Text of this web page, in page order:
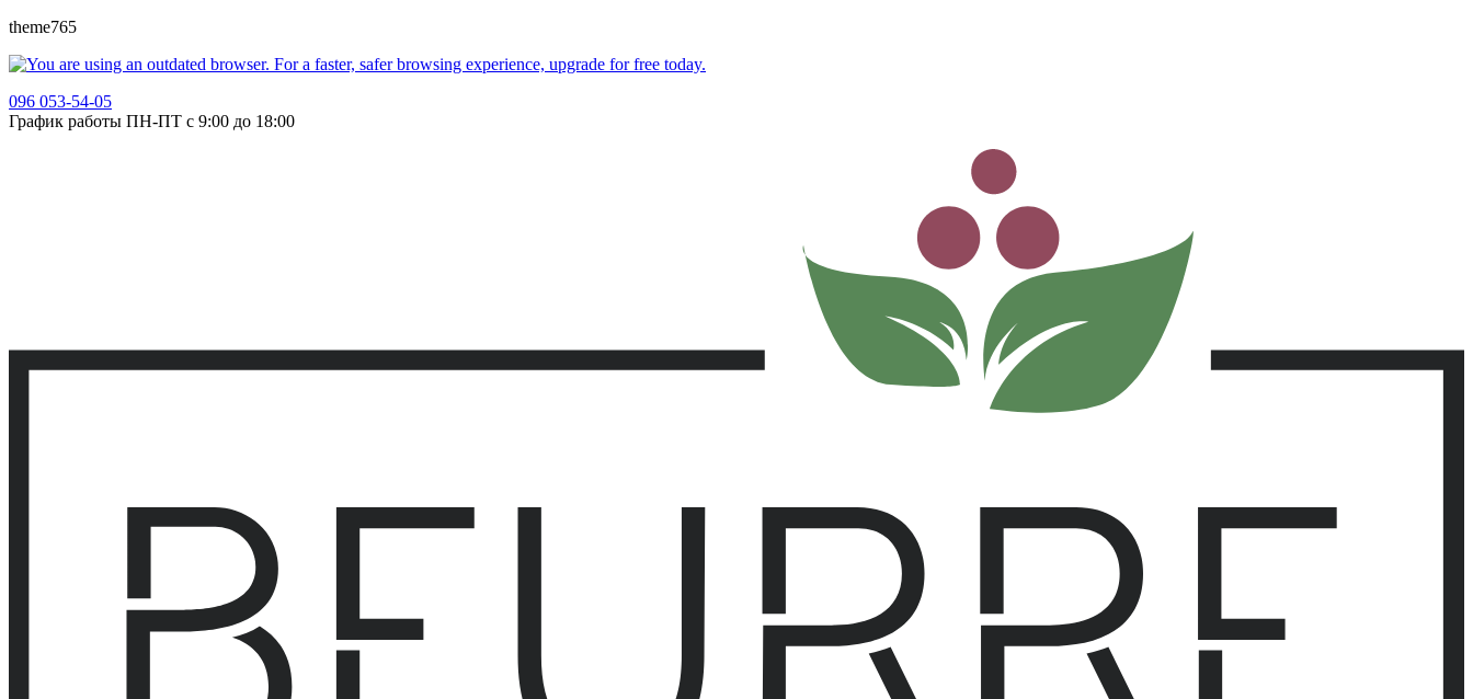
theme765
096 053-54-05
График работы ПН-ПТ с 9:00 до 18:00